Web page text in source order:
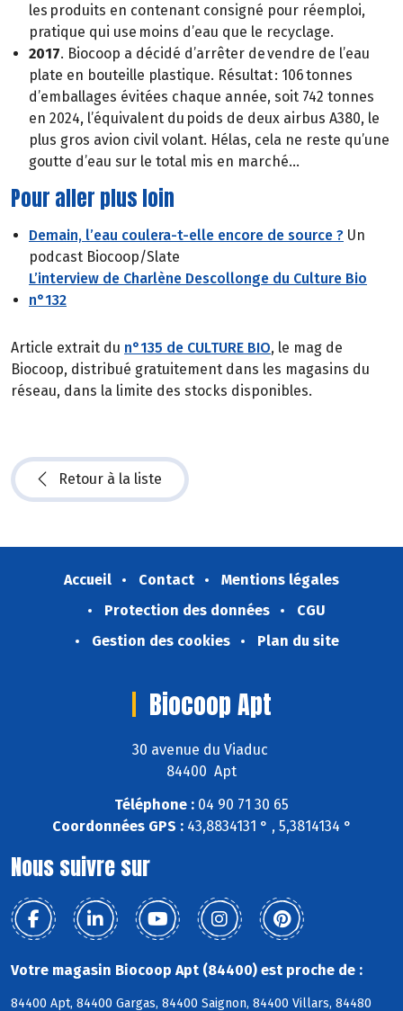
les produits en contenant consigné pour réemploi,
pratique qui use moins d’eau que le recyclage.
2017. Biocoop a décidé d’arrêter de vendre de l’eau
plate en bouteille plastique. Résultat : 106 tonnes
d’emballages évitées chaque année, soit 742 tonnes
en 2024, l’équivalent du poids de deux airbus A380, le
plus gros avion civil volant. Hélas, cela ne reste qu’une
goutte d’eau sur le total mis en marché…
Pour aller plus loin
Demain, l’eau coulera-t-elle encore de source ? Un
podcast Biocoop/Slate
L’interview de Charlène Descollonge du Culture Bio
n°132
Article extrait du n°135 de CULTURE BIO, le mag de
Biocoop, distribué gratuitement dans les magasins du
réseau, dans la limite des stocks disponibles.
Retour à la liste
Accueil Contact
Mentions légales
Protection des données
CGU
Gestion des cookies
Plan du site
Biocoop Apt
30 avenue du Viaduc
84400 Apt
Téléphone : 04 90 71 30 65
Coordonnées GPS :43,8834131 ° , 5,3814134 °
Nous suivre sur
Votre magasin Biocoop Apt (84400) est proche de :
84400 Apt, 84400 Gargas, 84400 Saignon, 84400 Villars, 84480